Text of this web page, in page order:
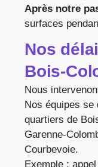
Après notre
surfaces
Nos
Bois-
Nous
Nos équipes se
quartiers de
Garenne-
Courbevoie.
Exemple :